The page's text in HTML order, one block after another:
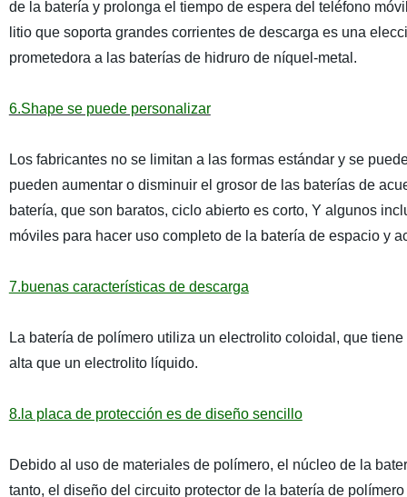
de la batería y prolonga el tiempo de espera del teléfono
litio que soporta grandes corrientes de descarga es una
prometedora a las baterías de hidruro de níquel-metal.
6.Shape se puede personalizar
Los fabricantes no se limitan a las formas estándar y se
pueden aumentar o disminuir el grosor de las baterías de
batería, que son baratos, ciclo abierto es corto, Y algunos
móviles para hacer uso completo de la batería de espacio y
7.buenas características de descarga
La batería de polímero utiliza un electrolito coloidal, que
alta que un electrolito líquido.
8.la placa de protección es de diseño sencillo
Debido al uso de materiales de polímero, el núcleo de la
tanto, el diseño del circuito protector de la batería de